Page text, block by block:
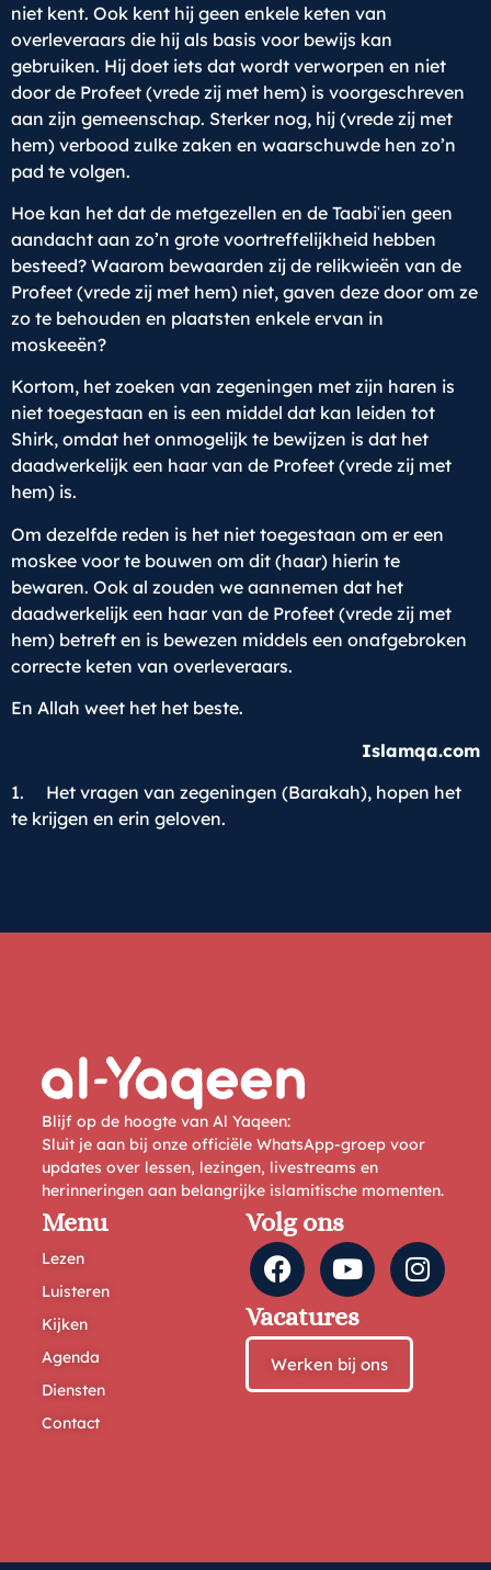
niet kent. Ook kent hij geen enkele keten van
overleveraars die hij als basis voor bewijs kan
gebruiken. Hij doet iets dat wordt verworpen en niet
door de Profeet (vrede zij met hem) is voorgeschreven
aan zijn gemeenschap. Sterker nog, hij (vrede zij met
hem) verbood zulke zaken en waarschuwde hen zo’n
pad te volgen.
Hoe kan het dat de metgezellen en de Taabiʿien geen
aandacht aan zo’n grote voortreffelijkheid hebben
besteed? Waarom bewaarden zij de relikwieën van de
Profeet (vrede zij met hem) niet, gaven deze door om ze
zo te behouden en plaatsten enkele ervan in
moskeeën?
Kortom, het zoeken van zegeningen met zijn haren is
niet toegestaan en is een middel dat kan leiden tot
Shirk, omdat het onmogelijk te bewijzen is dat het
daadwerkelijk een haar van de Profeet (vrede zij met
hem) is.
Om dezelfde reden is het niet toegestaan om er een
moskee voor te bouwen om dit (haar) hierin te
bewaren. Ook al zouden we aannemen dat het
daadwerkelijk een haar van de Profeet (vrede zij met
hem) betreft en is bewezen middels een onafgebroken
correcte keten van overleveraars.
En Allah weet het het beste.
Islamqa.com
1. Het vragen van zegeningen (Barakah), hopen het
te krijgen en erin geloven.
Blijf op de hoogte van Al Yaqeen:
Sluit je aan bij onze officiële WhatsApp-groep voor
updates over lessen, lezingen, livestreams en
herinneringen aan belangrijke islamitische momenten.
Menu
Lezen
Luisteren
Kijken
Agenda
Diensten
Contact
Volg ons
Vacatures
Werken bij ons